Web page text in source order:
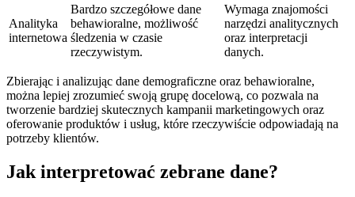
Analityka
internetowa
Bardzo szczegółowe dane
behawioralne, możliwość
śledzenia w czasie
rzeczywistym.
Wymaga znajomości
narzędzi analitycznych
oraz interpretacji
danych.
Zbierając i analizując dane demograficzne oraz behawioralne,
można lepiej zrozumieć swoją grupę docelową, co pozwala na
tworzenie bardziej skutecznych kampanii marketingowych oraz
oferowanie produktów i usług, które rzeczywiście odpowiadają na
potrzeby klientów.
Jak interpretować zebrane dane?